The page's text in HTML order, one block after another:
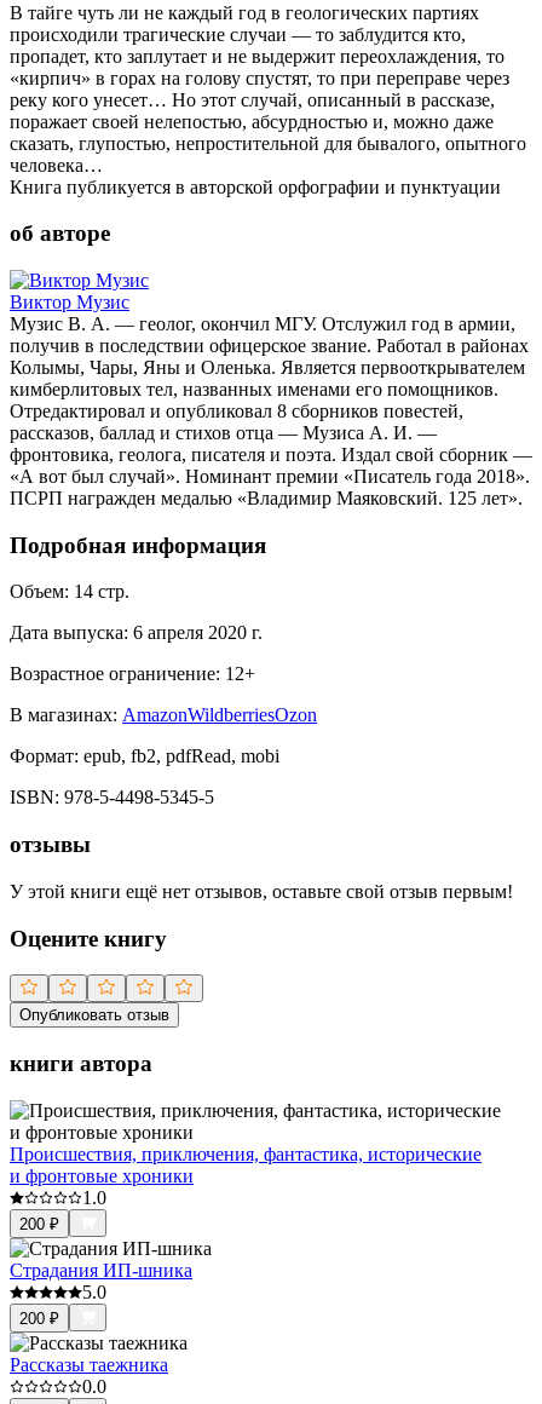
В тайге чуть ли не каждый год в геологических партиях
происходили трагические случаи — то заблудится кто,
пропадет, кто заплутает и не выдержит переохлаждения, то
«кирпич» в горах на голову спустят, то при переправе через
реку кого унесет… Но этот случай, описанный в рассказе,
поражает своей нелепостью, абсурдностью и, можно даже
сказать, глупостью, непростительной для бывалого, опытного
человека…
Книга публикуется в авторской орфографии и пунктуации
об авторе
Виктор Музис
Музис В. А. — геолог, окончил МГУ. Отслужил год в армии,
получив в последствии офицерское звание. Работал в районах
Колымы, Чары, Яны и Оленька. Является первооткрывателем
кимберлитовых тел, названных именами его помощников.
Отредактировал и опубликовал 8 сборников повестей,
рассказов, баллад и стихов отца — Музиса А. И. —
фронтовика, геолога, писателя и поэта. Издал свой сборник —
«А вот был случай». Номинант премии «Писатель года 2018».
ПСРП награжден медалью «Владимир Маяковский. 125 лет».
Подробная информация
Объем: 14 стр.
Дата выпуска: 6 апреля 2020 г.
Возрастное ограничение: 12+
В магазинах: AmazonWildberriesOzon
Формат: epub, fb2, pdfRead, mobi
ISBN: 978-5-4498-5345-5
отзывы
У этой книги ещё нет отзывов, оставьте свой отзыв первым!
Оцените книгу
Опубликовать отзыв
книги автора
Происшествия, приключения, фантастика, исторические
и фронтовые хроники
1.0
200 ₽
Страдания ИП-шника
5.0
200 ₽
Рассказы таежника
0.0